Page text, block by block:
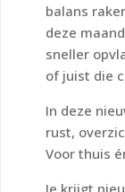
balans
deze
sneller
of juist die
In deze
rust,
Voor thuis
Je krijgt